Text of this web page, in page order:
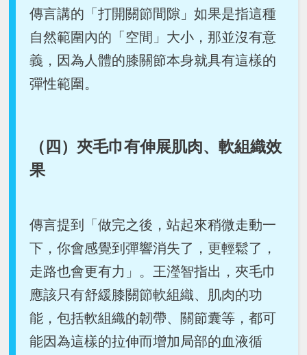
傳言講的「打開關節間隙」如果是指這種
自然範圍內的「空間」大小，那並沒有意
義，因為人體的膝關節本身就具有這樣的
彈性範圍。
（四）夾毛巾有伸展肌肉、軟組織效
果
傳言提到「做完之後，站起來稍微走動一
下，你會感覺到彈響消失了，更輕鬆了，
走路也會更有力」。王瀅智指出，夾毛巾
應該只有舒緩膝關節軟組織、肌肉的功
能，包括軟組織的韌帶、關節囊等，都可
能因為這樣的拉伸而增加局部的血液循